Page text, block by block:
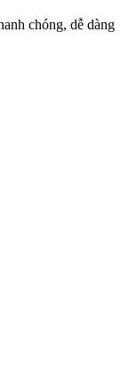
chóng, dễ dàng